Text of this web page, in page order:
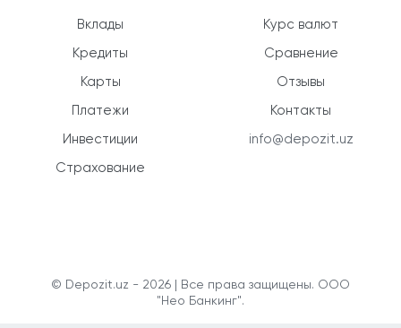
Вклады
Кредиты
Карты
Платежи
Инвестиции
Страхование
Курс валют
Сравнение
Отзывы
Контакты
info@depozit.uz
© Depozit.uz - 2026 | Все права защищены. ООО
"Нео Банкинг".